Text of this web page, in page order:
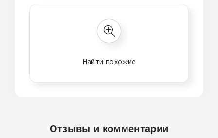
Найти похожие
Отзывы и комментарии